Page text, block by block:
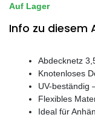
Auf Lager
Info zu diesem
Abdecknetz
Knotenloses
UV-beständig
Flexibles
Ideal für